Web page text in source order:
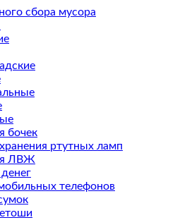
сбора мусора
бочек
ртутных ламп
ЛВЖ
телефонов